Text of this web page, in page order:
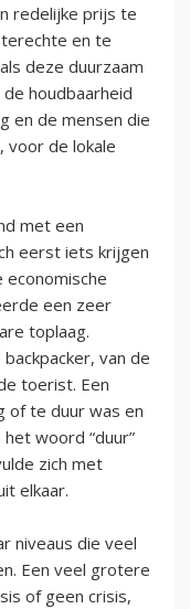
redelijke prijs te
en te
deze duurzaam
houdbaarheid
en de mensen die
voor de lokale
met een
eerst iets krijgen
een zeer
toplaag.
van de
toerist. Een
of te duur was en
woord “duur”
zich met
elkaar.
niveaus die veel
Een veel grotere
of geen crisis,